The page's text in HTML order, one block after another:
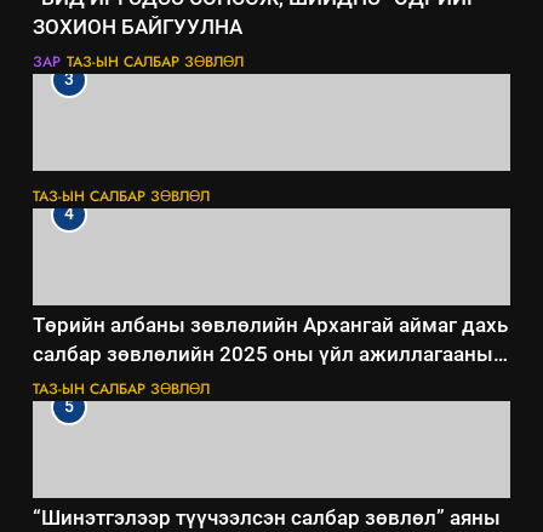
ЗОХИОН БАЙГУУЛНА
ЗАР ТАЗ-ЫН САЛБАР ЗӨВЛӨЛ
3
ТАЗ-ЫН САЛБАР ЗӨВЛӨЛ
4
Төрийн албаны зөвлөлийн Архангай аймаг дахь
салбар зөвлөлийн 2025 оны үйл ажиллагааны
жилийн төлөвлөгөө
ТАЗ-ЫН САЛБАР ЗӨВЛӨЛ
5
“Шинэтгэлээр түүчээлсэн салбар зөвлөл” аяны